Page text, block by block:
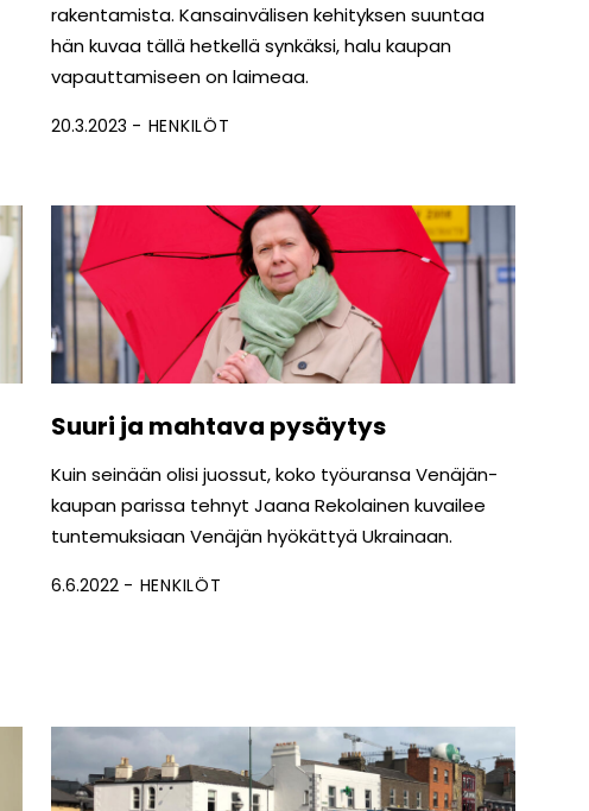
rakentamista. Kansainvälisen kehityksen suuntaa
hän kuvaa tällä hetkellä synkäksi, halu kaupan
vapauttamiseen on laimeaa.
20.3.2023 HENKILÖT
Suuri ja mahtava pysäytys
Kuin seinään olisi juossut, koko työuransa Venäjän-
kaupan parissa tehnyt Jaana Rekolainen kuvailee
tuntemuksiaan Venäjän hyökättyä Ukrainaan.
6.6.2022 HENKILÖT